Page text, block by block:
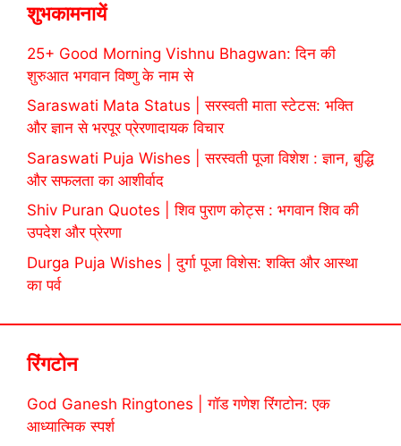
शुभकामनायें
25+ Good Morning Vishnu Bhagwan: दिन की
शुरुआत भगवान विष्णु के नाम से
Saraswati Mata Status | सरस्वती माता स्टेटस: भक्ति
और ज्ञान से भरपूर प्रेरणादायक विचार
Saraswati Puja Wishes | सरस्वती पूजा विशेश : ज्ञान, बुद्धि
और सफलता का आशीर्वाद
Shiv Puran Quotes | शिव पुराण कोट्स : भगवान शिव की
उपदेश और प्रेरणा
Durga Puja Wishes | दुर्गा पूजा विशेस: शक्ति और आस्था
का पर्व
रिंगटोन
God Ganesh Ringtones | गॉड गणेश रिंगटोन: एक
आध्यात्मिक स्पर्श